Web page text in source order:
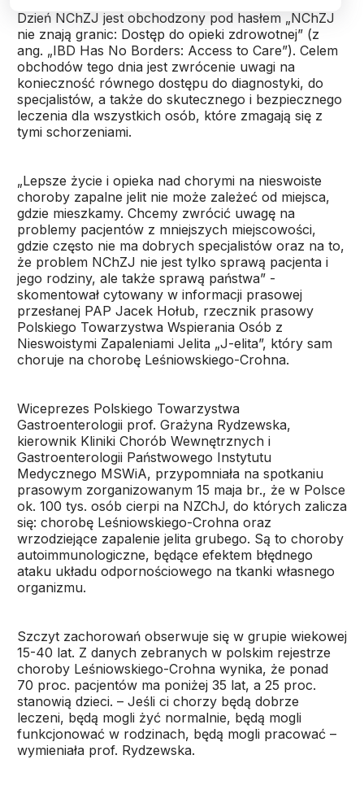
Dzień NChZJ jest obchodzony pod hasłem „NChZJ
nie znają granic: Dostęp do opieki zdrowotnej” (z
ang. „IBD Has No Borders: Access to Care”). Celem
obchodów tego dnia jest zwrócenie uwagi na
konieczność równego dostępu do diagnostyki, do
specjalistów, a także do skutecznego i bezpiecznego
leczenia dla wszystkich osób, które zmagają się z
tymi schorzeniami.
„Lepsze życie i opieka nad chorymi na nieswoiste
choroby zapalne jelit nie może zależeć od miejsca,
gdzie mieszkamy. Chcemy zwrócić uwagę na
problemy pacjentów z mniejszych miejscowości,
gdzie często nie ma dobrych specjalistów oraz na to,
że problem NChZJ nie jest tylko sprawą pacjenta i
jego rodziny, ale także sprawą państwa” -
skomentował cytowany w informacji prasowej
przesłanej PAP Jacek Hołub, rzecznik prasowy
Polskiego Towarzystwa Wspierania Osób z
Nieswoistymi Zapaleniami Jelita „J-elita”, który sam
choruje na chorobę Leśniowskiego-Crohna.
Wiceprezes Polskiego Towarzystwa
Gastroenterologii prof. Grażyna Rydzewska,
kierownik Kliniki Chorób Wewnętrznych i
Gastroenterologii Państwowego Instytutu
Medycznego MSWiA, przypomniała na spotkaniu
prasowym zorganizowanym 15 maja br., że w Polsce
ok. 100 tys. osób cierpi na NZChJ, do których zalicza
się: chorobę Leśniowskiego-Crohna oraz
wrzodziejące zapalenie jelita grubego. Są to choroby
autoimmunologiczne, będące efektem błędnego
ataku układu odpornościowego na tkanki własnego
organizmu.
Szczyt zachorowań obserwuje się w grupie wiekowej
15-40 lat. Z danych zebranych w polskim rejestrze
choroby Leśniowskiego-Crohna wynika, że ponad
70 proc. pacjentów ma poniżej 35 lat, a 25 proc.
stanowią dzieci. – Jeśli ci chorzy będą dobrze
leczeni, będą mogli żyć normalnie, będą mogli
funkcjonować w rodzinach, będą mogli pracować –
wymieniała prof. Rydzewska.